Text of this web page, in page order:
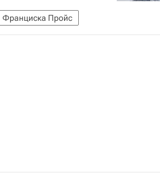
Франциска Пройс
Кубок мира по биатлону